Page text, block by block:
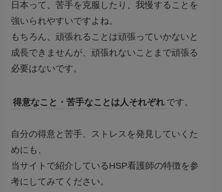
日本って、苦手を克服したり、我慢することを
強いられやすいですよね。
もちろん、頑張れることは頑張っていかないと
成長できませんが、 頑張れないことまで頑張る
必要はないです。
得意なこと・苦手なことは人それぞれ です。
自分の得意と苦手、ストレスを発見していくた
めにも、
当サイトで紹介しているHSP看護師の特徴を参
考にしてみてください。